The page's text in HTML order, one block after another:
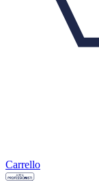
Carrello